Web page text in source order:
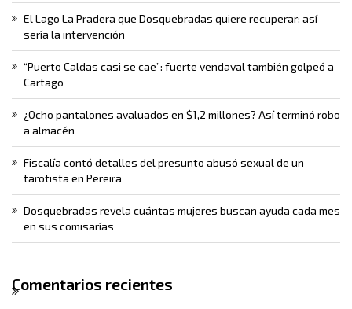
El Lago La Pradera que Dosquebradas quiere recuperar: así
sería la intervención
“Puerto Caldas casi se cae”: fuerte vendaval también golpeó a
Cartago
¿Ocho pantalones avaluados en $1,2 millones? Así terminó robo
a almacén
Fiscalía contó detalles del presunto abusó sexual de un
tarotista en Pereira
Dosquebradas revela cuántas mujeres buscan ayuda cada mes
en sus comisarías
Comentarios recientes